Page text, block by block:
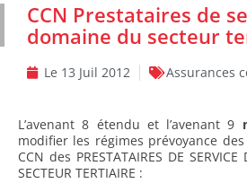
CCN Prestataires de
domaine du secteur
Le 13 Juil 2012 Assurances
L’avenant 8 étendu et l’avenant 9
modifier les régimes prévoyance
CCN des PRESTATAIRES DE
SECTEUR TERTIAIRE :